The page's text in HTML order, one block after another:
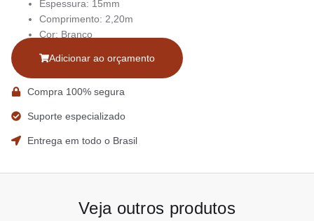
Espessura: 15mm
Comprimento: 2,20m
Cor: Branco
Adicionar ao orçamento
Compra 100% segura
Suporte especializado
Entrega em todo o Brasil
Veja outros produtos